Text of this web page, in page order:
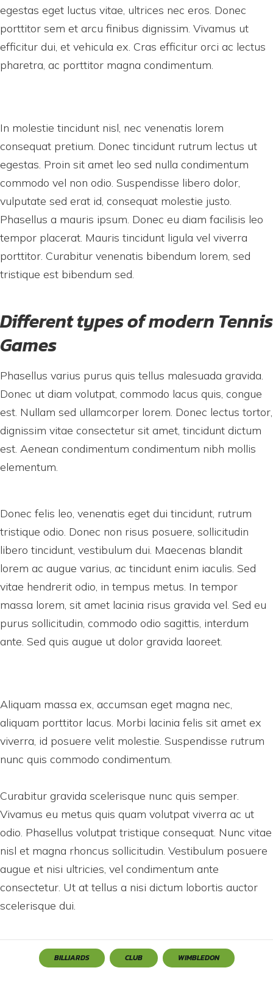
egestas eget luctus vitae, ultrices nec eros. Donec
porttitor sem et arcu finibus dignissim. Vivamus ut
efficitur dui, et vehicula ex. Cras efficitur orci ac lectus
pharetra, ac porttitor magna condimentum.
In molestie tincidunt nisl, nec venenatis lorem
consequat pretium. Donec tincidunt rutrum lectus ut
egestas. Proin sit amet leo sed nulla condimentum
commodo vel non odio. Suspendisse libero dolor,
vulputate sed erat id, consequat molestie justo.
Phasellus a mauris ipsum. Donec eu diam facilisis leo
tempor placerat. Mauris tincidunt ligula vel viverra
porttitor. Curabitur venenatis bibendum lorem, sed
tristique est bibendum sed.
Different types of modern Tennis
Games
Phasellus varius purus quis tellus malesuada gravida.
Donec ut diam volutpat, commodo lacus quis, congue
est. Nullam sed ullamcorper lorem. Donec lectus tortor,
dignissim vitae consectetur sit amet, tincidunt dictum
est. Aenean condimentum condimentum nibh mollis
elementum.
Donec felis leo, venenatis eget dui tincidunt, rutrum
tristique odio. Donec non risus posuere, sollicitudin
libero tincidunt, vestibulum dui. Maecenas blandit
lorem ac augue varius, ac tincidunt enim iaculis. Sed
vitae hendrerit odio, in tempus metus. In tempor
massa lorem, sit amet lacinia risus gravida vel. Sed eu
purus sollicitudin, commodo odio sagittis, interdum
ante. Sed quis augue ut dolor gravida laoreet.
Aliquam massa ex, accumsan eget magna nec,
aliquam porttitor lacus. Morbi lacinia felis sit amet ex
viverra, id posuere velit molestie. Suspendisse rutrum
nunc quis commodo condimentum.
Curabitur gravida scelerisque nunc quis semper.
Vivamus eu metus quis quam volutpat viverra ac ut
odio. Phasellus volutpat tristique consequat. Nunc vitae
nisl et magna rhoncus sollicitudin. Vestibulum posuere
augue et nisi ultricies, vel condimentum ante
consectetur. Ut at tellus a nisi dictum lobortis auctor
scelerisque dui.
BILLIARDS CLUB WIMBLEDON